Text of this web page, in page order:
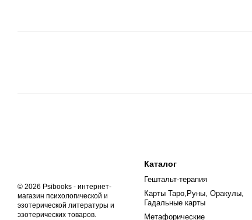
© 2026 Psibooks - интернет-
магазин психологической и
эзотерической литературы и
эзотерических товаров.
Каталог
Гештальт-терапия
Карты Таро,Руны, Оракулы,
Гадальные карты
Метафорические